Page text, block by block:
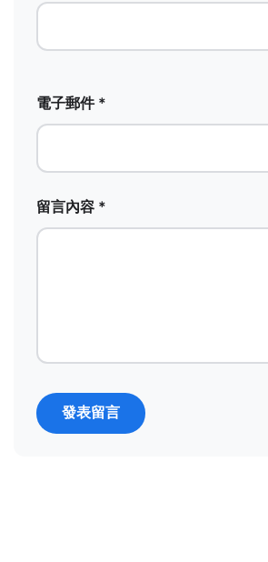
電子郵件 *
留言內容 *
發表留言